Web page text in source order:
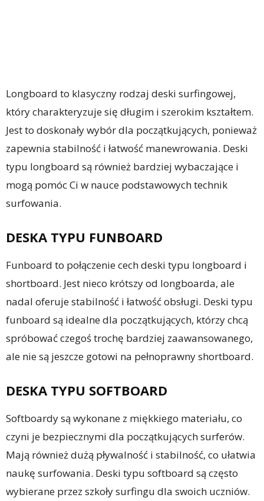
Longboard to klasyczny rodzaj deski surfingowej,
który charakteryzuje się długim i szerokim kształtem.
Jest to doskonały wybór dla początkujących, ponieważ
zapewnia stabilność i łatwość manewrowania. Deski
typu longboard są również bardziej wybaczające i
mogą pomóc Ci w nauce podstawowych technik
surfowania.
DESKA TYPU FUNBOARD
Funboard to połączenie cech deski typu longboard i
shortboard. Jest nieco krótszy od longboarda, ale
nadal oferuje stabilność i łatwość obsługi. Deski typu
funboard są idealne dla początkujących, którzy chcą
spróbować czegoś trochę bardziej zaawansowanego,
ale nie są jeszcze gotowi na pełnoprawny shortboard.
DESKA TYPU SOFTBOARD
Softboardy są wykonane z miękkiego materiału, co
czyni je bezpiecznymi dla początkujących surferów.
Mają również dużą pływalność i stabilność, co ułatwia
naukę surfowania. Deski typu softboard są często
wybierane przez szkoły surfingu dla swoich uczniów.